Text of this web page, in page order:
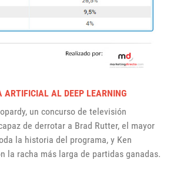
ARTIFICIAL AL DEEP LEARNING
, un concurso de televisión
de derrotar a Brad Rutter, el mayor
la historia del programa, y Ken
la racha más larga de partidas ganadas.